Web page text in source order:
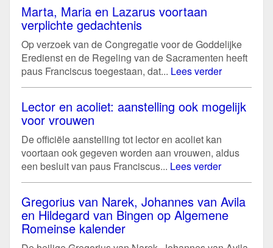
Marta, Maria en Lazarus voortaan
verplichte gedachtenis
Op verzoek van de Congregatie voor de Goddelijke
Eredienst en de Regeling van de Sacramenten heeft
paus Franciscus toegestaan, dat... Lees verder
Lector en acoliet: aanstelling ook mogelijk
voor vrouwen
De officiële aanstelling tot lector en acoliet kan
voortaan ook gegeven worden aan vrouwen, aldus
een besluit van paus Franciscus... Lees verder
Gregorius van Narek, Johannes van Avila
en Hildegard van Bingen op Algemene
Romeinse kalender